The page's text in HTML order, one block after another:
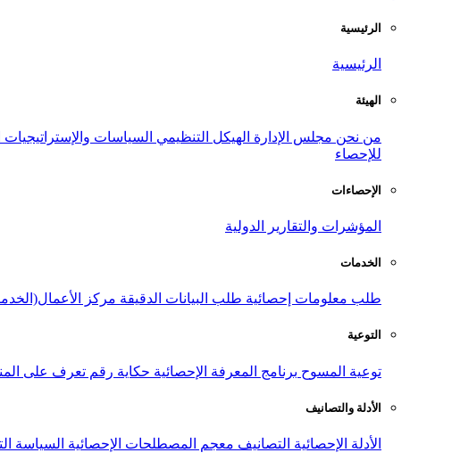
الرئيسية
الرئيسية
الهيئة
من نحن مجلس الإدارة الهيكل التنظيمي السياسات والإستراتيجيات
للإحصاء
الإحصاءات
المؤشرات والتقارير الدولية
الخدمات
طلب معلومات إحصائية طلب البيانات الدقيقة مركز
التوعية
توعية المسوح برنامج المعرفة الإحصائية حكاية رقم تعرف على
الأدلة والتصانيف
الأدلة الإحصائية التصانيف معجم المصطلحات الإحصائية السياسة